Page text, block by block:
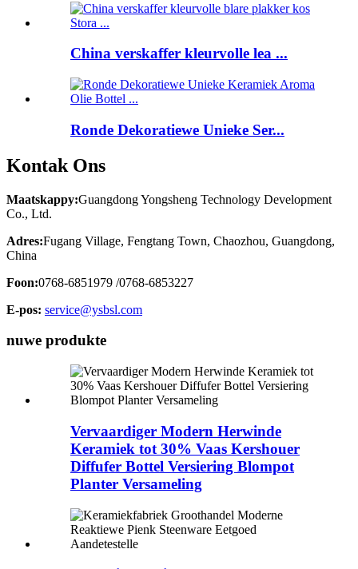
China verskaffer kleurvolle lea ...
Ronde Dekoratiewe Unieke Ser...
Kontak Ons
Maatskappy:Guangdong Yongsheng Technology Development
Co., Ltd.
Adres:Fugang Village, Fengtang Town, Chaozhou, Guangdong,
China
Foon:0768-6851979 /0768-6853227
E-pos: service@ysbsl.com
nuwe produkte
Vervaardiger Modern Herwinde
Keramiek tot 30% Vaas Kershouer
Diffufer Bottel Versiering Blompot
Planter Versameling